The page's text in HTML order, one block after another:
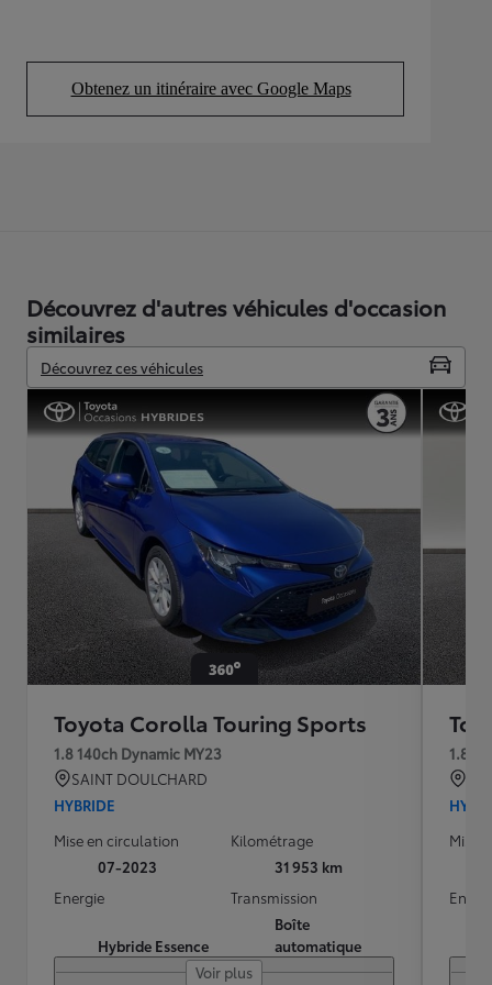
Obtenez un itinéraire avec Google Maps
(Opens in new tab)
Découvrez d'autres véhicules d'occasion
similaires
Découvrez ces véhicules
Toyota Corolla Touring Sports
1.8 140ch Dynamic MY23
SAINT DOULCHARD
HYBRIDE
Mise en circulation
07-2023
Kilométrage
31 953 km
Energie
Hybride Essence
Transmission
Boîte
automatique
Voir plus
1.8
Mise